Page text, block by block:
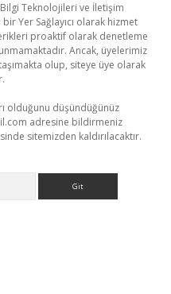
Bilgi Teknolojileri ve İletişim
Yer Sağlayıcı olarak hizmet
proaktif olarak denetleme
Ancak, üyelerimiz
olup, siteye üye olarak
olduğunu düşündüğünüz
adresine bildirmeniz
sitemizden kaldırılacaktır.